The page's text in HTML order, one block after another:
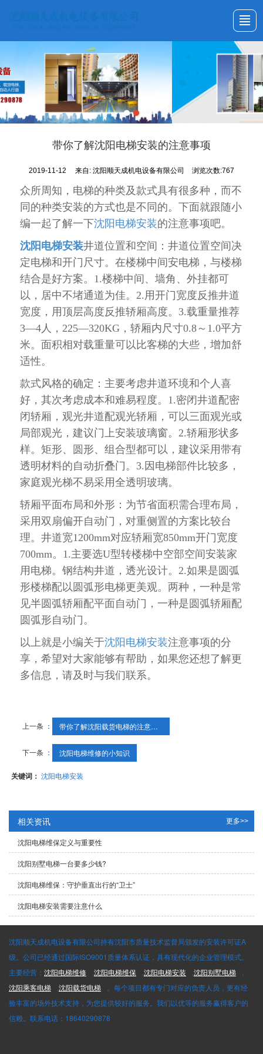
关于我们 产品展示 新闻动态 工程案例 联系我们 首页
带你了解沈阳电梯安装的注意事项
2019-11-12 来自:沈阳顺天成机电设备有限公司 浏览次数:767
众所周知，电梯的种类及款式具有很多种，而不
同的种类安装的方式也是不同的。下面就跟随小
编一起了解一下沈阳电梯安装的注意事项吧。
沈阳电梯安装井道位置和空间：井道位置空间决
定电梯和开门尺寸。在楼梯中间安电梯，与楼梯
结合是好方案。 1.楼梯中间、墙角、外挂都可
以，居中不堵通道为佳。2.用开门宽度反推井道
宽度，用顶层高度反推轿厢高度。3.载重量推荐
3—4人，225—320KG，轿厢内尺寸0.8～1.0平方
米。面积相对载重量可以比客梯的大些，增加舒
适性。
款式风格的确定：主要考虑井道环境和个人喜
好，其次考虑成本和难易程度。 1.密闭井道配密
闭轿厢，观光井道配观光轿厢，可以三面观光或
局部观光，建议门上安装玻璃窗。2.轿厢形状多
样。矩形、圆形、组合型都可以，建议采用带有
透明材料的自动折叠门。3.因电梯部件比较多，
家庭观光梯不易采用全透明玻璃。
轿厢平面布局和外形：为节省面积需合理布局，
采用双扇偏开自动门，对重侧置的方案比较台
理。井道宽1200mm对应轿厢宽850mm开门宽度
700mm。1.主要选U型转楼梯中空部空间安装家
用电梯。钢结构井道，透光设计。2.如果是圆弧
形楼梯配以圆弧形电梯更美观。两种，一种是常
见半圆弧轿厢配平面自动门，一种是圆弧轿厢配
圆弧形自动门。
以上就是小编关于沈阳电梯安装注意事项的分
享，希望对大家能够有帮助，如果您还想了解更
多信息，请及时与我们联系。
上一条 ： 带你了解沈阳载货电梯的注意事项
下一条 ： 沈阳电梯维修的小知识
关键词：沈阳电梯安装
相关资讯 更多>>
沈阳电梯维保定义与重要性
沈阳别墅电梯一台要多少钱?
沈阳电梯维保：守护垂直出行的“卫士”
沈阳电梯安装需要注意什么
沈阳顺天成机电设备有限公司持有沈阳市质量技术监督局颁发的安装许可证A
级。公司已经通过国际ISO9001质量体系认证，具有现代化的企业管理模式。
主要经营： 沈阳电梯维修 ,沈阳电梯维保 ,沈阳电梯安装 ,沈阳别墅电梯
,
沈阳乘客电梯
,沈阳载货电梯
。每个项目都有专门对应的负责人员，更有经
验丰富的场外技术支持，为您提供较好的服务。我们以优等的服务赢得客户的
信赖。联系电话：18640290878